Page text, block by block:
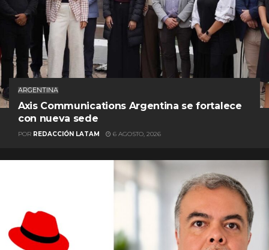
ARGENTINA
Axis Communications Argentina se fortalece
con nueva sede
POR REDACCIÓN LATAM 6 AGOSTO, 2026